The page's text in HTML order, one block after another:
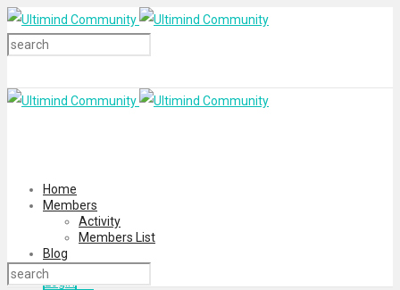
Home
Members
Activity
Members List
Blog
Login